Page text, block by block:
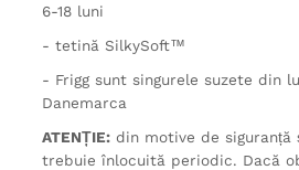
6-18 luni
- tetină SilkySoft™
- Frigg sunt singurele suzete din
Danemarca
ATENȚIE: din motive de siguranță
trebuie înlocuită periodic. Dacă